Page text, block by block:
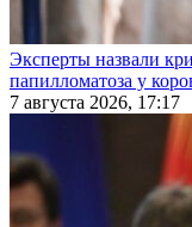
Эксперты назвали
папилломатоза у
7 августа 2026, 17:17